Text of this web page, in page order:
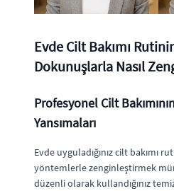
Evde Cilt Bakımı
Dokunuşlarla Nasıl
Profesyonel Cilt
Yansımaları
Evde uyguladığınız cilt bakımı
yöntemlerle zenginleştirmek
düzenli olarak kullandığınız